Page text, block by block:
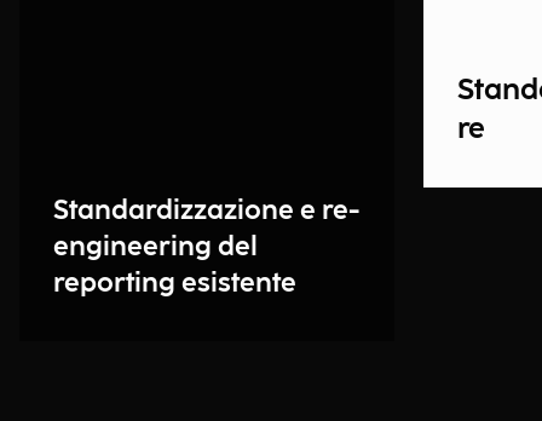
Standardizzazione e re-
engineering del
reporting esistente
re